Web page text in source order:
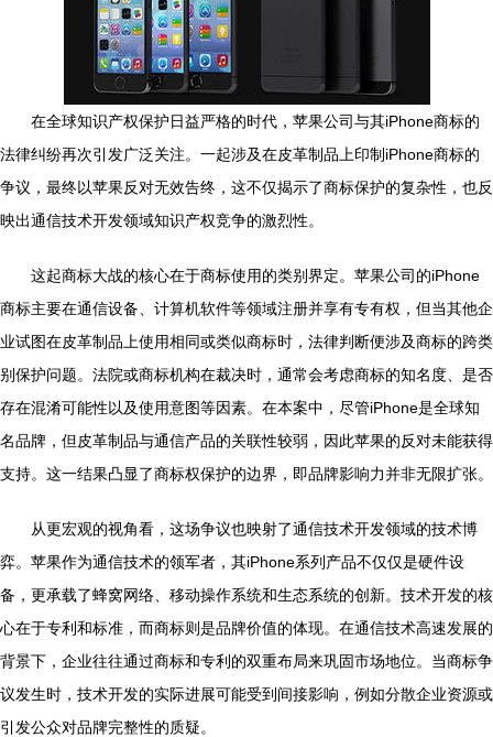
在全球知识产权保护日益严格的时代，苹果公司与其iPhone商标的
法律纠纷再次引发广泛关注。一起涉及在皮革制品上印制iPhone商标的
争议，最终以苹果反对无效告终，这不仅揭示了商标保护的复杂性，也反
映出通信技术开发领域知识产权竞争的激烈性。
这起商标大战的核心在于商标使用的类别界定。苹果公司的iPhone
商标主要在通信设备、计算机软件等领域注册并享有专有权，但当其他企
业试图在皮革制品上使用相同或类似商标时，法律判断便涉及商标的跨类
别保护问题。法院或商标机构在裁决时，通常会考虑商标的知名度、是否
存在混淆可能性以及使用意图等因素。在本案中，尽管iPhone是全球知
名品牌，但皮革制品与通信产品的关联性较弱，因此苹果的反对未能获得
支持。这一结果凸显了商标权保护的边界，即品牌影响力并非无限扩张。
从更宏观的视角看，这场争议也映射了通信技术开发领域的技术博
弈。苹果作为通信技术的领军者，其iPhone系列产品不仅仅是硬件设
备，更承载了蜂窝网络、移动操作系统和生态系统的创新。技术开发的核
心在于专利和标准，而商标则是品牌价值的体现。在通信技术高速发展的
背景下，企业往往通过商标和专利的双重布局来巩固市场地位。当商标争
议发生时，技术开发的实际进展可能受到间接影响，例如分散企业资源或
引发公众对品牌完整性的质疑。